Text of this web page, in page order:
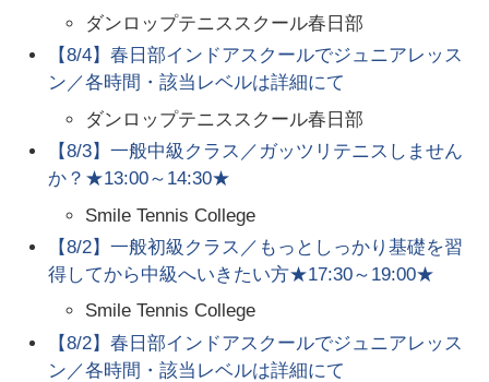
ダンロップテニススクール春日部
【8/4】春日部インドアスクールでジュニアレッス
ン／各時間・該当レベルは詳細にて
ダンロップテニススクール春日部
【8/3】一般中級クラス／ガッツリテニスしません
か？★13:00～14:30★
Smile Tennis College
【8/2】一般初級クラス／もっとしっかり基礎を習
得してから中級へいきたい方★17:30～19:00★
Smile Tennis College
【8/2】春日部インドアスクールでジュニアレッス
ン／各時間・該当レベルは詳細にて